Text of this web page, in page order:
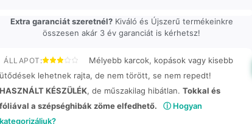
Extra garanciát szeretnél?Kiváló és Újszerű termékeinkre
összesen akár 3 év garanciát is kérhetsz!
ÁLLAPOT:
Mélyebb karcok, kopások vagy kisebb
ütődések lehetnek rajta, de nem törött, se nem repedt!
HASZNÁLT KÉSZÜLÉK, de műszakilag hibátlan. Tokkal és
fóliával a szépséghibák zöme elfedhető.
ⓘ Hogyan
kategorizáljuk?